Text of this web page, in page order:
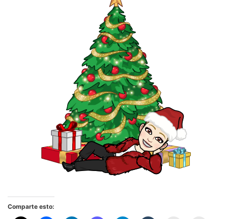
Comparte esto: